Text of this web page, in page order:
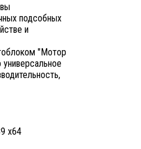
подсобных
и
"Мотор
x64